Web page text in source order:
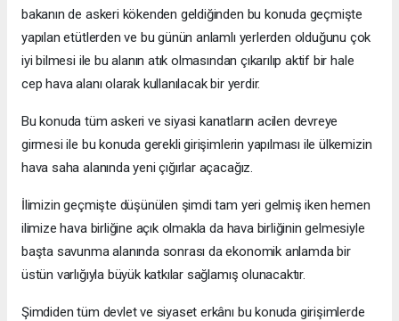
bakanın de askeri kökenden geldiğinden bu konuda geçmişte
yapılan etütlerden ve bu günün anlamlı yerlerden olduğunu çok
iyi bilmesi ile bu alanın atık olmasından çıkarılıp aktif bir hale
cep hava alanı olarak kullanılacak bir yerdir.
Bu konuda tüm askeri ve siyasi kanatların acilen devreye
girmesi ile bu konuda gerekli girişimlerin yapılması ile ülkemizin
hava saha alanında yeni çığırlar açacağız.
İlimizin geçmişte düşünülen şimdi tam yeri gelmiş iken hemen
ilimize hava birliğine açık olmakla da hava birliğinin gelmesiyle
başta savunma alanında sonrası da ekonomik anlamda bir
üstün varlığıyla büyük katkılar sağlamış olunacaktır.
Şimdiden tüm devlet ve siyaset erkânı bu konuda girişimlerde